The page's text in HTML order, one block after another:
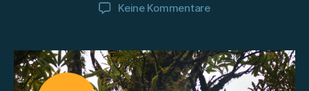
Keine Kommentarezu
Nordinsel:
Von
Waitomo